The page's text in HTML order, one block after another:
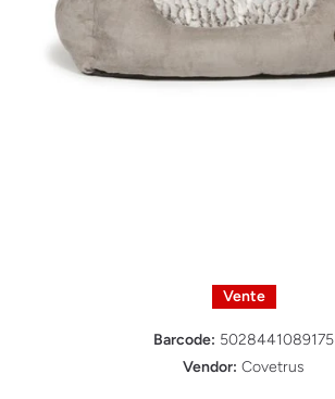
Vente
Barcode: 5028441089175
Vendor: Covetrus